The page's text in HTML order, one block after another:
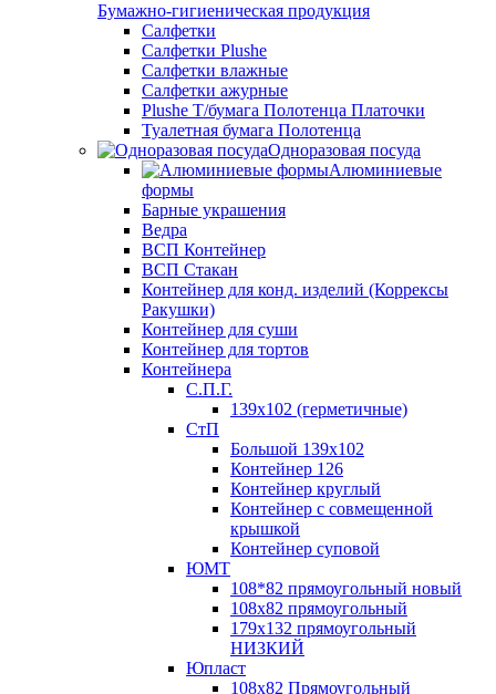
Бумажно-гигиеническая продукция
Салфетки
Салфетки Plushe
Салфетки влажные
Салфетки ажурные
Plushe Т/бумага Полотенца Платочки
Туалетная бумага Полотенца
Одноразовая посуда
Алюминиевые
формы
Барные украшения
Ведра
ВСП Контейнер
ВСП Стакан
Контейнер для конд. изделий (Коррексы
Ракушки)
Контейнер для суши
Контейнер для тортов
Контейнера
С.П.Г.
139х102 (герметичные)
СтП
Большой 139х102
Контейнер 126
Контейнер круглый
Контейнер с совмещенной
крышкой
Контейнер суповой
ЮМТ
108*82 прямоугольный новый
108х82 прямоугольный
179х132 прямоугольный
НИЗКИЙ
Юпласт
108х82 Прямоугольный